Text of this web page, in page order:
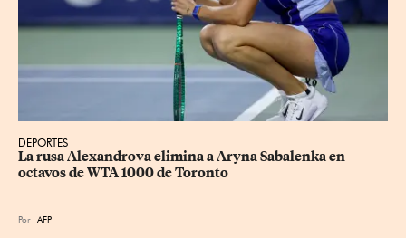
DEPORTES
La rusa Alexandrova elimina a Aryna Sabalenka en
octavos de WTA 1000 de Toronto
Por AFP